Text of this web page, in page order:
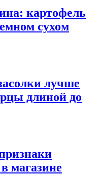
картофель
сухом
лучше
длиной до
магазине